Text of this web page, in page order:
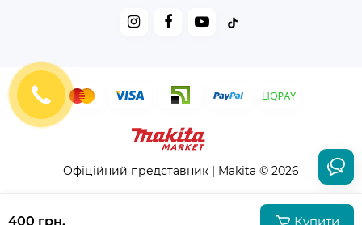
400 грн. Купити
Офіційний представник | Makita © 2026